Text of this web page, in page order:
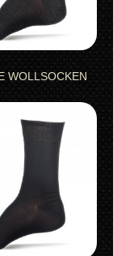
WOLLSOCKEN